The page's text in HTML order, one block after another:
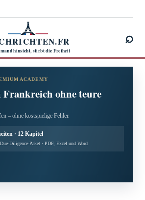
hinsieht, stirbt die Freiheit
⌕
ACADEMY
ohne teure
– ohne kostspielige Fehler.
· 12 Kapitel
Diligence-Paket · PDF, Excel und Word